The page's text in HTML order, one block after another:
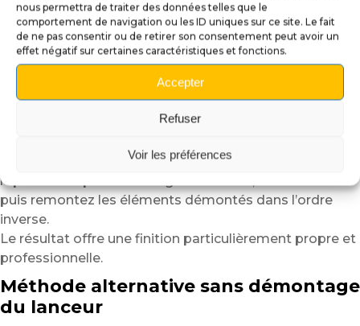
nous permettra de traiter des données telles que le
comportement de navigation ou les ID uniques sur ce site. Le fait
de ne pas consentir ou de retirer son consentement peut avoir un
effet négatif sur certaines caractéristiques et fonctions.
Accepter
Refuser
Voir les préférences
afin d’éviter toute perte pendant l’installation.
Nettoyez ensuite soigneusement la surface avant
collage
afin d’éliminer poussières, traces grasses ou résidus.
Positionnez la plaque à sec afin de vérifier l’alignement,
puis retirez progressivement le liner adhésif
Une fois la plaque correctement installée,
replacez simplement la tige du lanceur,
puis remontez les éléments démontés dans l’ordre
inverse.
Le résultat offre une finition particulièrement propre et
professionnelle.
Méthode alternative sans démontage
du lanceur